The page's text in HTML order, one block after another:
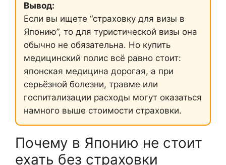
Вывод:
Если вы ищете “страховку для визы в
Японию”, то для туристической визы она
обычно не обязательна. Но купить
медицинский полис всё равно стоит:
японская медицина дорогая, а при
серьёзной болезни, травме или
госпитализации расходы могут оказаться
намного выше стоимости страховки.
Почему в Японию не стоит
ехать без страховки